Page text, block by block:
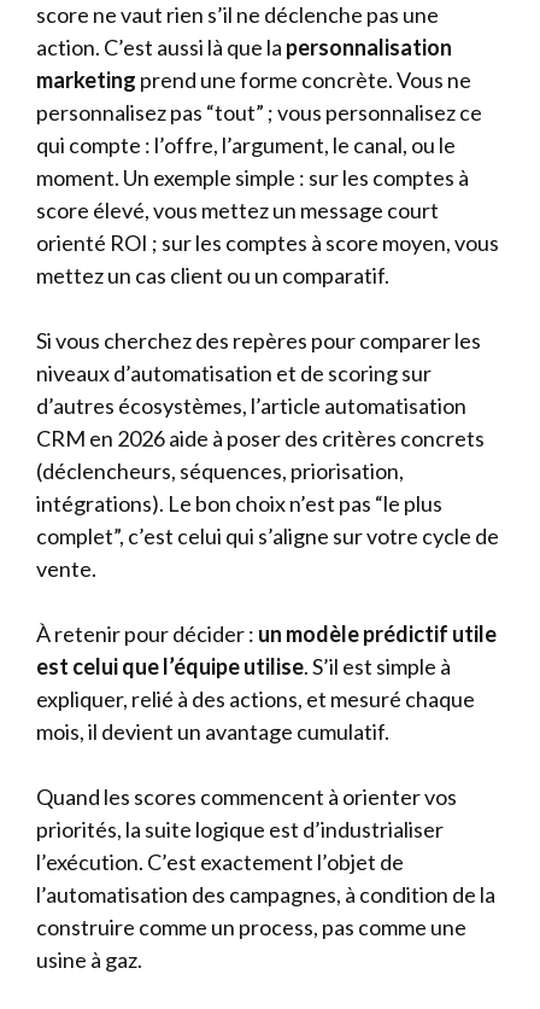
score ne vaut rien s’il ne déclenche pas une
action. C’est aussi là que la personnalisation
marketing prend une forme concrète. Vous ne
personnalisez pas “tout” ; vous personnalisez ce
qui compte : l’offre, l’argument, le canal, ou le
moment. Un exemple simple : sur les comptes à
score élevé, vous mettez un message court
orienté ROI ; sur les comptes à score moyen, vous
mettez un cas client ou un comparatif.
Si vous cherchez des repères pour comparer les
niveaux d’automatisation et de scoring sur
d’autres écosystèmes, l’article automatisation
CRM en 2026aide à poser des critères concrets
(déclencheurs, séquences, priorisation,
intégrations). Le bon choix n’est pas “le plus
complet”, c’est celui qui s’aligne sur votre cycle de
vente.
À retenir pour décider : un modèle prédictif utile
est celui que l’équipe utilise. S’il est simple à
expliquer, relié à des actions, et mesuré chaque
mois, il devient un avantage cumulatif.
Quand les scores commencent à orienter vos
priorités, la suite logique est d’industrialiser
l’exécution. C’est exactement l’objet de
l’automatisation des campagnes, à condition de la
construire comme un process, pas comme une
usine à gaz.